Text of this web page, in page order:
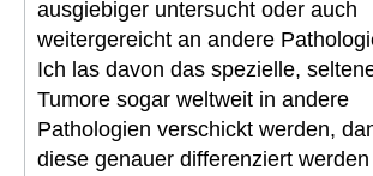
ausgiebiger untersucht oder auch
weitergereicht an andere
Ich las davon das spezielle,
Tumore sogar weltweit in andere
Pathologien verschickt werden,
diese genauer differenziert werden